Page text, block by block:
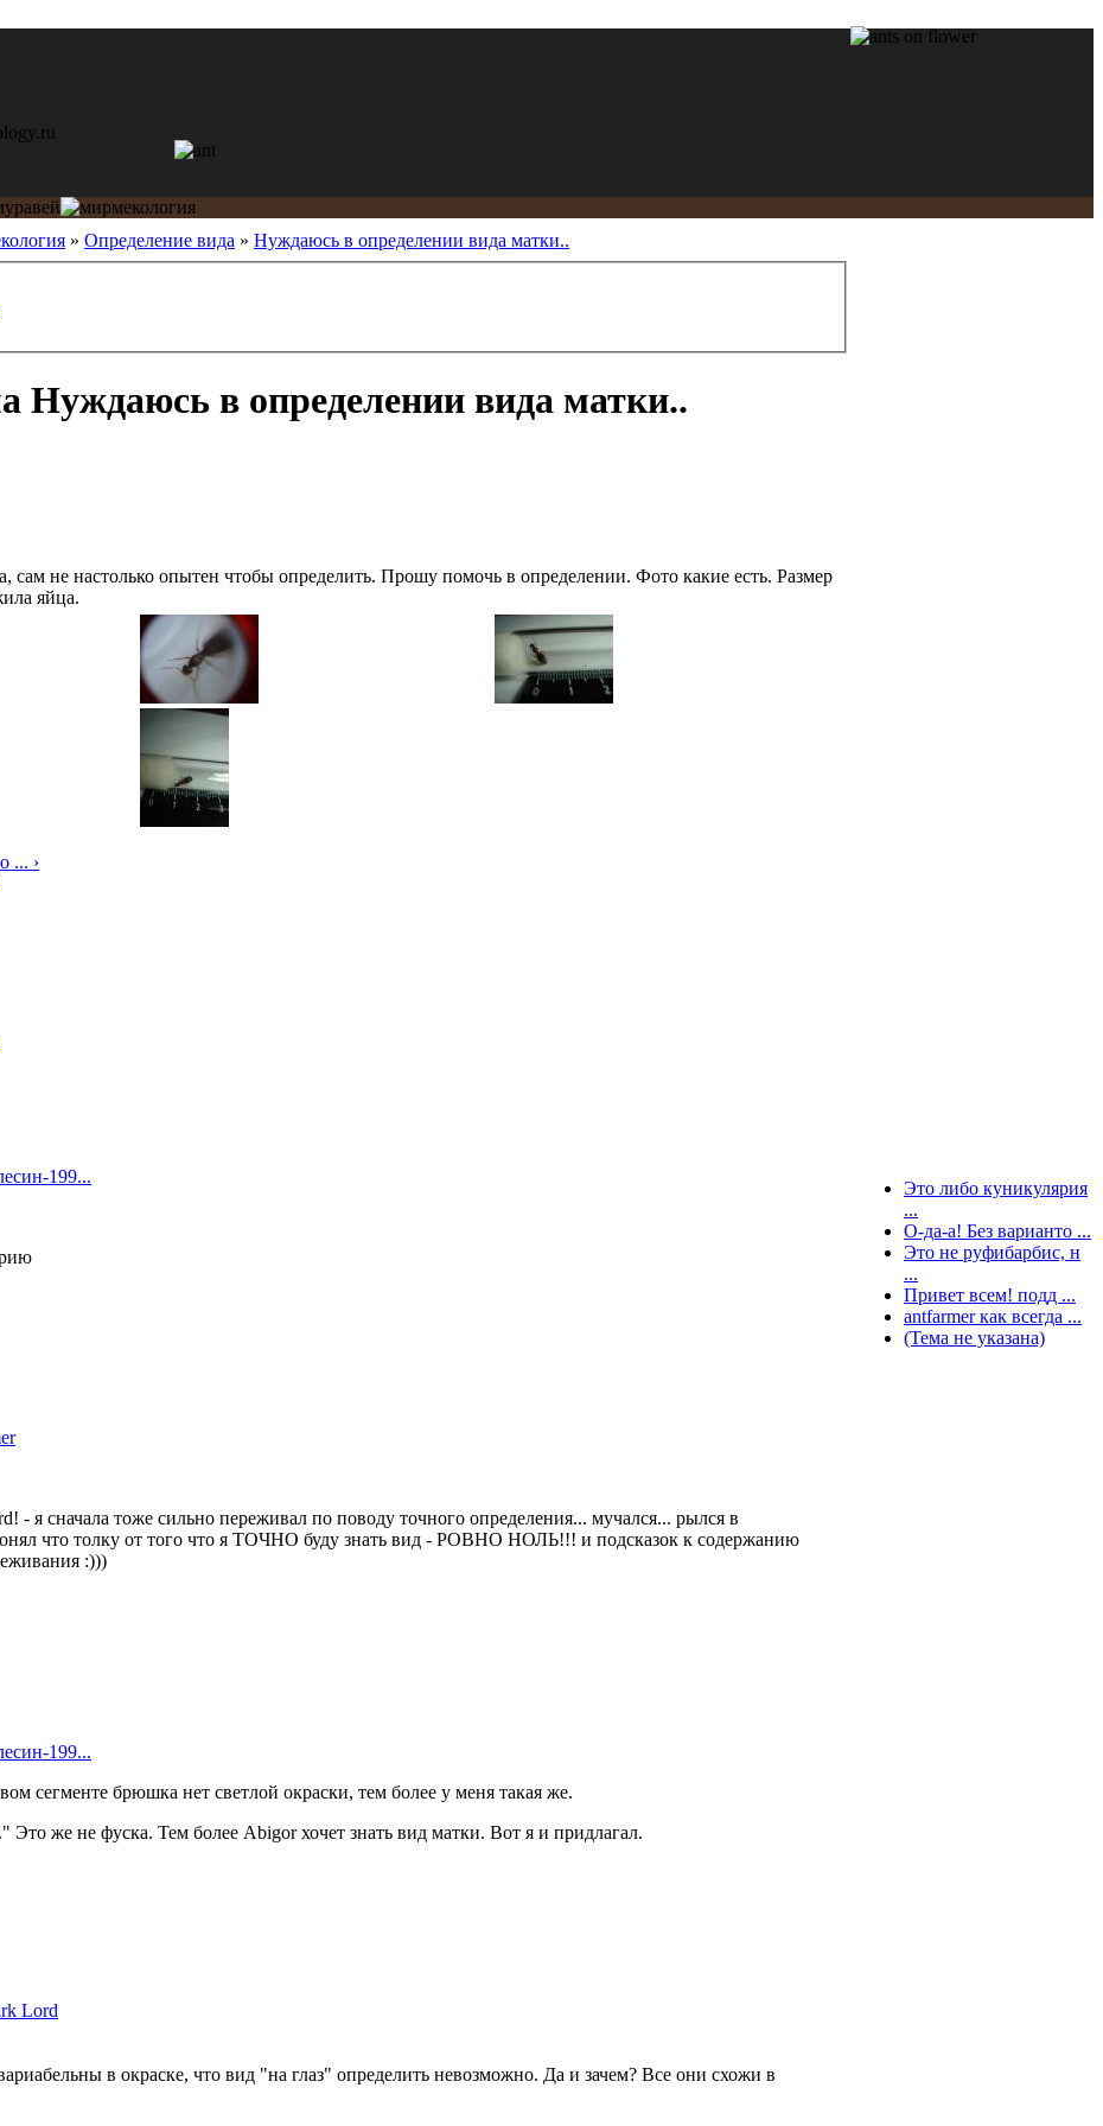
» Определение вида » Нуждаюсь в определении вида матки..
Нуждаюсь в определении вида матки..
сам не настолько опытен чтобы определить. Прошу помочь в определении. Фото какие есть. Размер
яйца.
... ›
199...
- я сначала тоже сильно переживал по поводу точного определения... мучался... рылся в
что толку от того что я ТОЧНО буду знать вид - РОВНО НОЛЬ!!! и подсказок к содержанию
:)))
199...
сегменте брюшка нет светлой окраски, тем более у меня такая же.
Это же не фуска. Тем более Abigor хочет знать вид матки. Вот я и придлагал.
Lord
в окраске, что вид "на глаз" определить невозможно. Да и зачем? Все они схожи в
Это либо куникулярия
...
О-да-а! Без варианто ...
Это не руфибарбис, н
...
Привет всем! подд ...
antfarmer как всегда ...
(Тема не указана)